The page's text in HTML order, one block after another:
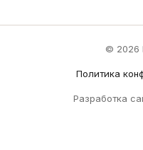
© 2026
Политика
Разработка